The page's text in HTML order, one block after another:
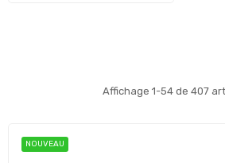
Affichage 1-54 de 407
NOUVEAU